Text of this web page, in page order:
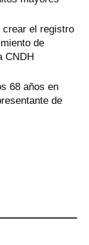
crear el registro
de
CNDH
68 años en
de